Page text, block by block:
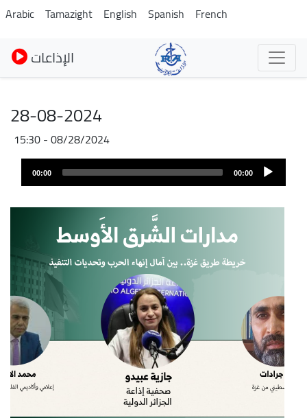
Skip
to
main
content
Arabic Tamazight English Spanish French
الإذاعات
28-08-2024
08/28/2024 - 15:30
00:00
00:00